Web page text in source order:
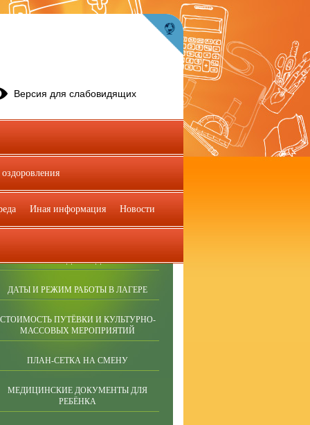
ПРИЁМ В ЛАГЕРЬ
ПАМЯТКА ДЛЯ РОДИТЕЛЕЙ
ДАТЫ И РЕЖИМ РАБОТЫ В ЛАГЕРЕ
СТОИМОСТЬ ПУТЁВКИ И КУЛЬТУРНО-
МАССОВЫХ МЕРОПРИЯТИЙ
ПЛАН-СЕТКА НА СМЕНУ
МЕДИЦИНСКИЕ ДОКУМЕНТЫ ДЛЯ
РЕБЁНКА
Версия для слабовидящих
Иная информация Новости